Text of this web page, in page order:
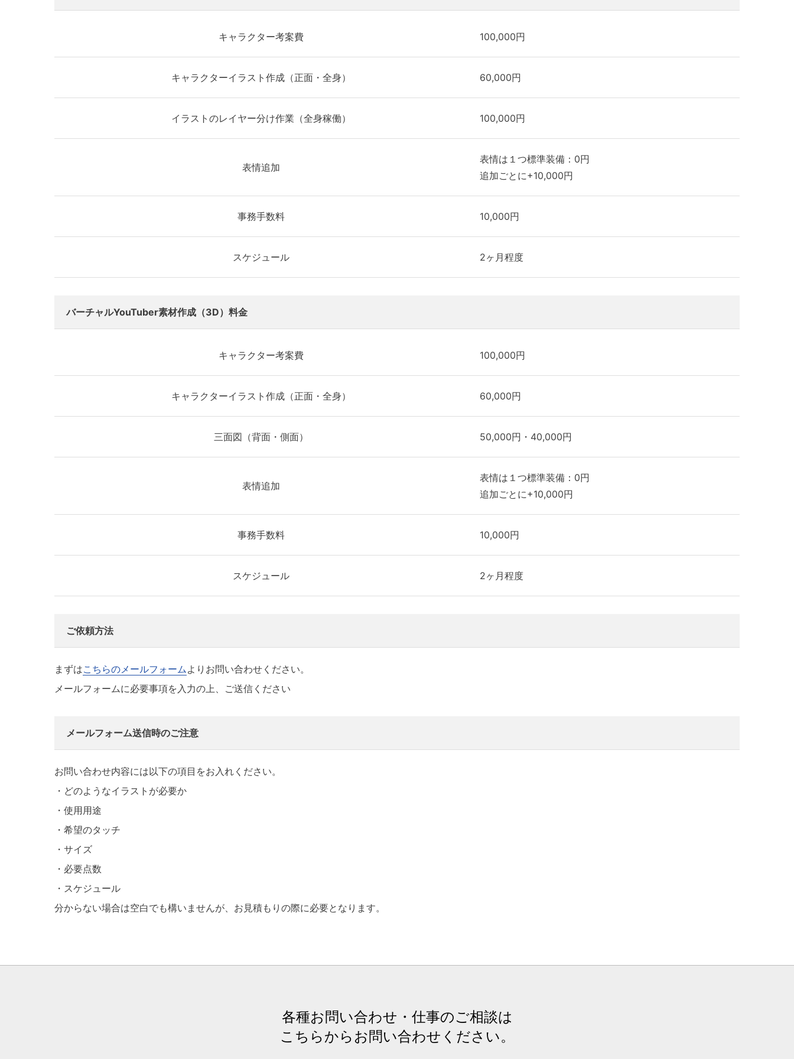
キャラクター考案費 100,000円
キャラクターイラスト作成（正面・全身） 60,000円
イラストのレイヤー分け作業（全身稼働） 100,000円
表情追加
表情は１つ標準装備：0円
追加ごとに+10,000円
事務手数料 10,000円
スケジュール 2ヶ月程度
バーチャルYouTuber素材作成（3D）料金
キャラクター考案費 100,000円
キャラクターイラスト作成（正面・全身） 60,000円
三面図（背面・側面） 50,000円・40,000円
表情追加
表情は１つ標準装備：0円
追加ごとに+10,000円
事務手数料 10,000円
スケジュール 2ヶ月程度
ご依頼方法
まずはこちらのメールフォームよりお問い合わせください。
メールフォームに必要事項を入力の上、ご送信ください
メールフォーム送信時のご注意
お問い合わせ内容には以下の項目をお入れください。
・どのようなイラストが必要か
・使用用途
・希望のタッチ
・サイズ
・必要点数
・スケジュール
分からない場合は空白でも構いませんが、お見積もりの際に必要となります。
各種お問い合わせ・仕事のご相談は
こちらからお問い合わせください。